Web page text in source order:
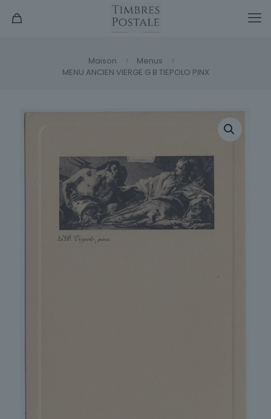
Maison
Menus
MENU ANCIEN VIERGE G B TIEPOLO PINX